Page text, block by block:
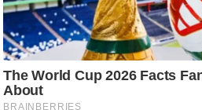
स्थ
ल
फि
ट
ने